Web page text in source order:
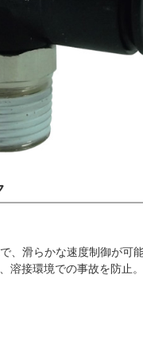
、滑らかな速度制御が可
溶接環境での事故を防止。